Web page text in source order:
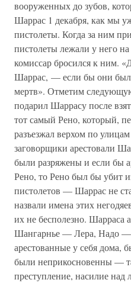
вооруженных до зубов,
Шаррас 1 декабря, как мы
пистолеты. Когда за ним
пистолеты лежали у него
комиссар бросился к ним.
Шаррас, — если бы они
мертв». Отметим
подарил Шаррасу после
тот самый Рено, который,
разъезжал верхом по
заговорщики арестовали
были разряжены и если бы
Рено, то Рено был бы убит
пистолетов — Шаррас не
назвали имена этих
их не бесполезно. Шарраса
Шангарнье — Лера, Надо
арестованные у себя дома,
были неприкосновенны —
преступление, насилие над